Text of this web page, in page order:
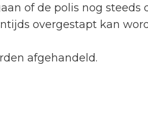
of de polis nog steeds
overgestapt kan
afgehandeld.